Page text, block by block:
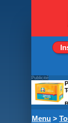
Menu >
Publicité